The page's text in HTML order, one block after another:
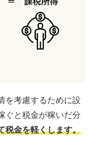
を考慮するために設
ぐと税金が稼いだ分
税金を軽くします。